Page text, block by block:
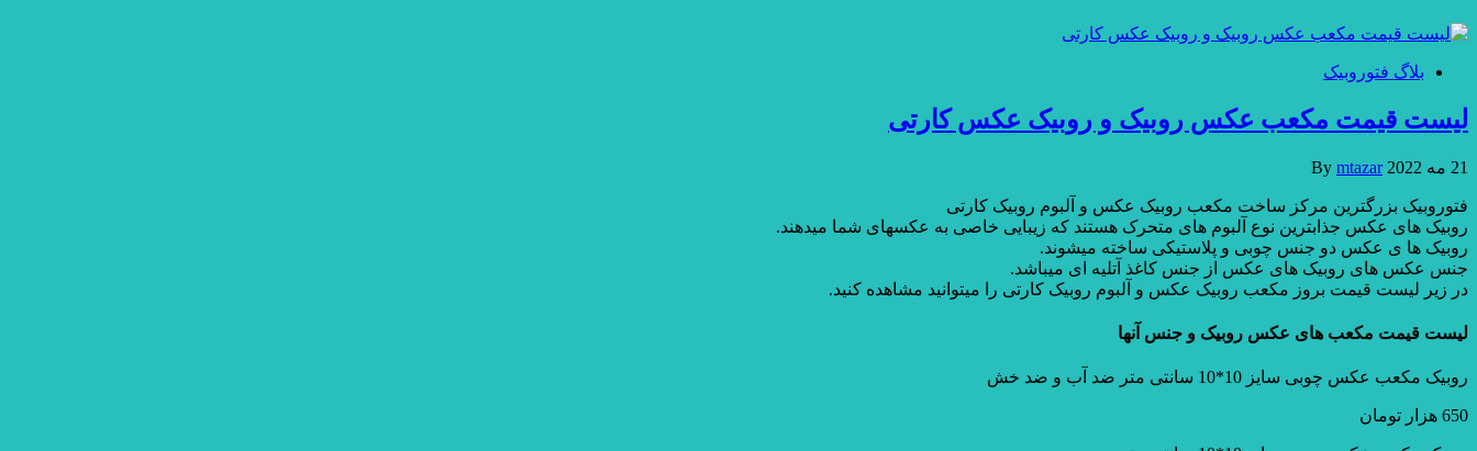
بلاگ فتوروبیک
لیست قیمت مکعب عکس روبیک و روبیک عکس کارتی
21 مه 2022 By mtazar
فتوروبیک بزرگترین مرکز ساخت مکعب روبیک عکس و آلبوم روبیک کارتی
روبیک های عکس جذابترین نوع آلبوم های متحرک هستند که زیبایی خاصی به عکسهای شما میدهند.
روبیک ها ی عکس دو جنس چوبی و پلاستیکی ساخته میشوند.
جنس عکس های روبیک های عکس از جنس کاغذ آتلیه ای میباشد.
در زیر لیست قیمت بروز مکعب روبیک عکس و آلبوم روبیک کارتی را میتوانید مشاهده کنید.
لیست قیمت مکعب های عکس روبیک و جنس آنها
روبیک مکعب عکس چوبی سایز 10*10 سانتی متر ضد آب و ضد خش
650 هزار تومان